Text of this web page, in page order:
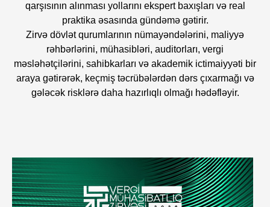
qarşısının alınması yollarını ekspert baxışları və real
praktika əsasında gündəmə gətirir.
Zirvə dövlət qurumlarının nümayəndələrini, maliyyə
rəhbərlərini, mühasibləri, auditorları, vergi
məsləhətçilərini, sahibkarları və akademik ictimaiyyəti bir
araya gətirərək, keçmiş təcrübələrdən dərs çıxarmağı və
gələcək risklərə daha hazırlıqlı olmağı hədəfləyir.